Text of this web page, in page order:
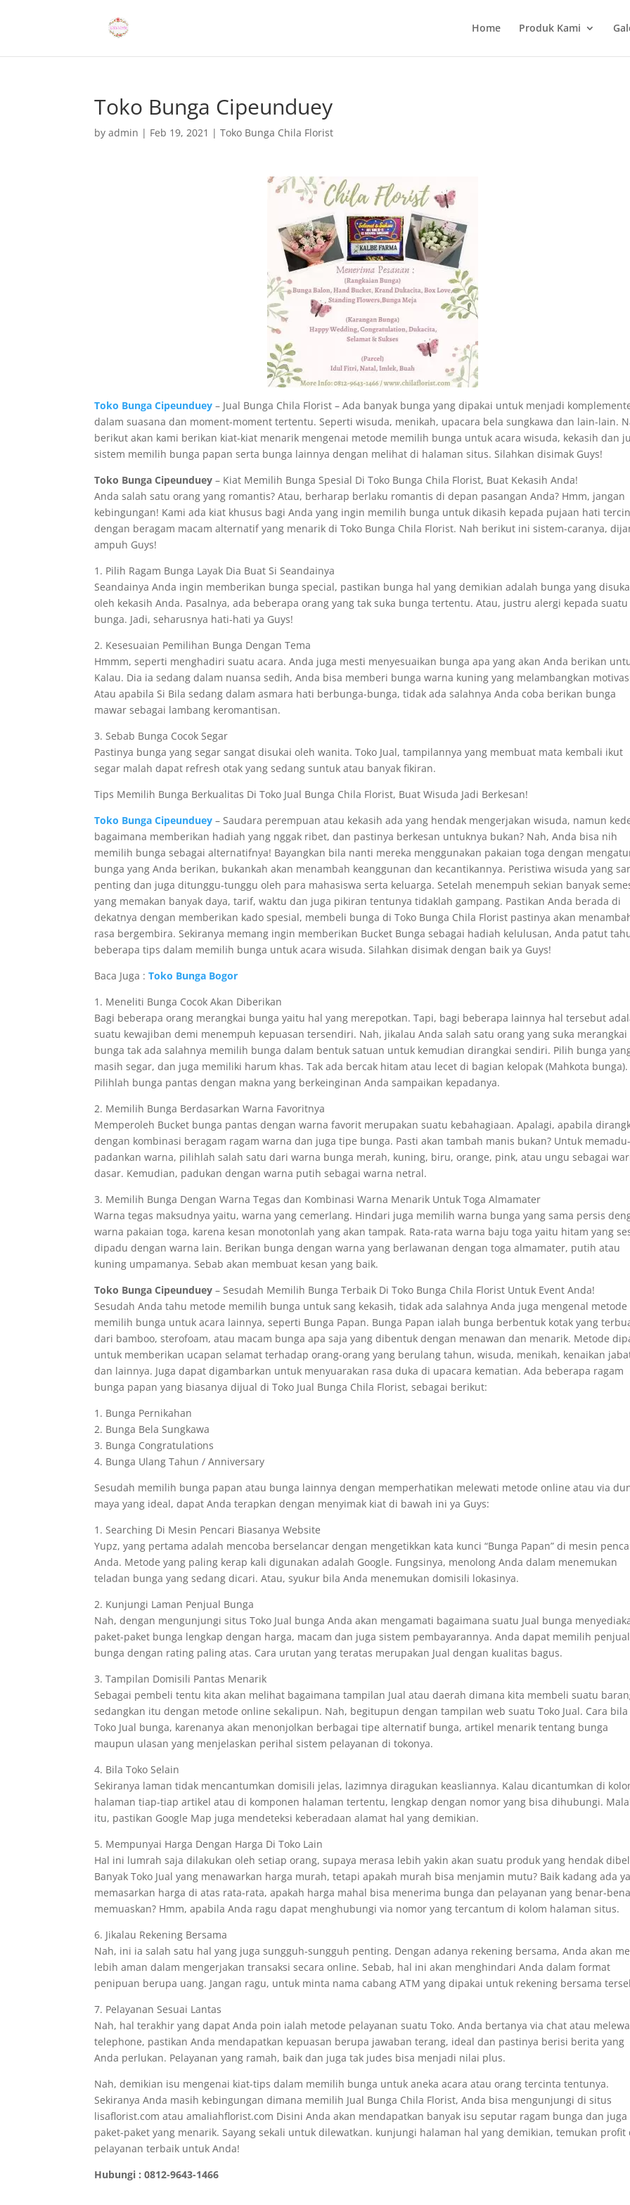
Home Produk Kami
Toko Bunga Cipeunduey
byadmin | Feb 19, 2021 |Toko Bunga Chila Florist
Toko Bunga Cipeunduey – Jual Bunga Chila Florist – Ada banyak bunga yang dipakai untuk menjadi
dalam suasana dan moment-moment tertentu. Seperti wisuda, menikah, upacara bela sungkawa dan lain-lain.
berikut akan kami berikan kiat-kiat menarik mengenai metode memilih bunga untuk acara wisuda, kekasih dan
sistem memilih bunga papan serta bunga lainnya dengan melihat di halaman situs. Silahkan disimak Guys!
Toko Bunga Cipeunduey – Kiat Memilih Bunga Spesial Di Toko Bunga Chila Florist, Buat Kekasih Anda!
Anda salah satu orang yang romantis? Atau, berharap berlaku romantis di depan pasangan Anda? Hmm, jangan
kebingungan! Kami ada kiat khusus bagi Anda yang ingin memilih bunga untuk dikasih kepada pujaan hati
dengan beragam macam alternatif yang menarik di Toko Bunga Chila Florist. Nah berikut ini sistem-caranya,
ampuh Guys!
1. Pilih Ragam Bunga Layak Dia Buat Si Seandainya
Seandainya Anda ingin memberikan bunga special, pastikan bunga hal yang demikian adalah bunga yang
oleh kekasih Anda. Pasalnya, ada beberapa orang yang tak suka bunga tertentu. Atau, justru alergi kepada suatu
bunga. Jadi, seharusnya hati-hati ya Guys!
2. Kesesuaian Pemilihan Bunga Dengan Tema
Hmmm, seperti menghadiri suatu acara. Anda juga mesti menyesuaikan bunga apa yang akan Anda berikan
Kalau. Dia ia sedang dalam nuansa sedih, Anda bisa memberi bunga warna kuning yang melambangkan
Atau apabila Si Bila sedang dalam asmara hati berbunga-bunga, tidak ada salahnya Anda coba berikan bunga
mawar sebagai lambang keromantisan.
3. Sebab Bunga Cocok Segar
Pastinya bunga yang segar sangat disukai oleh wanita. Toko Jual, tampilannya yang membuat mata kembali ikut
segar malah dapat refresh otak yang sedang suntuk atau banyak fikiran.
Tips Memilih Bunga Berkualitas Di Toko Jual Bunga Chila Florist, Buat Wisuda Jadi Berkesan!
Toko Bunga Cipeunduey – Saudara perempuan atau kekasih ada yang hendak mengerjakan wisuda, namun
bagaimana memberikan hadiah yang nggak ribet, dan pastinya berkesan untuknya bukan? Nah, Anda bisa nih
memilih bunga sebagai alternatifnya! Bayangkan bila nanti mereka menggunakan pakaian toga dengan
bunga yang Anda berikan, bukankah akan menambah keanggunan dan kecantikannya. Peristiwa wisuda yang
penting dan juga ditunggu-tunggu oleh para mahasiswa serta keluarga. Setelah menempuh sekian banyak
yang memakan banyak daya, tarif, waktu dan juga pikiran tentunya tidaklah gampang. Pastikan Anda berada di
dekatnya dengan memberikan kado spesial, membeli bunga di Toko Bunga Chila Florist pastinya akan
rasa bergembira. Sekiranya memang ingin memberikan Bucket Bunga sebagai hadiah kelulusan, Anda patut
beberapa tips dalam memilih bunga untuk acara wisuda. Silahkan disimak dengan baik ya Guys!
Baca Juga :Toko Bunga Bogor
1. Meneliti Bunga Cocok Akan Diberikan
Bagi beberapa orang merangkai bunga yaitu hal yang merepotkan. Tapi, bagi beberapa lainnya hal tersebut
suatu kewajiban demi menempuh kepuasan tersendiri. Nah, jikalau Anda salah satu orang yang suka merangkai
bunga tak ada salahnya memilih bunga dalam bentuk satuan untuk kemudian dirangkai sendiri. Pilih bunga
masih segar, dan juga memiliki harum khas. Tak ada bercak hitam atau lecet di bagian kelopak (Mahkota bunga).
Pilihlah bunga pantas dengan makna yang berkeinginan Anda sampaikan kepadanya.
2. Memilih Bunga Berdasarkan Warna Favoritnya
Memperoleh Bucket bunga pantas dengan warna favorit merupakan suatu kebahagiaan. Apalagi, apabila
dengan kombinasi beragam ragam warna dan juga tipe bunga. Pasti akan tambah manis bukan? Untuk memadu-
padankan warna, pilihlah salah satu dari warna bunga merah, kuning, biru, orange, pink, atau ungu sebagai
dasar. Kemudian, padukan dengan warna putih sebagai warna netral.
3. Memilih Bunga Dengan Warna Tegas dan Kombinasi Warna Menarik Untuk Toga Almamater
Warna tegas maksudnya yaitu, warna yang cemerlang. Hindari juga memilih warna bunga yang sama persis
warna pakaian toga, karena kesan monotonlah yang akan tampak. Rata-rata warna baju toga yaitu hitam yang
dipadu dengan warna lain. Berikan bunga dengan warna yang berlawanan dengan toga almamater, putih atau
kuning umpamanya. Sebab akan membuat kesan yang baik.
Toko Bunga Cipeunduey – Sesudah Memilih Bunga Terbaik Di Toko Bunga Chila Florist Untuk Event Anda!
Sesudah Anda tahu metode memilih bunga untuk sang kekasih, tidak ada salahnya Anda juga mengenal metode
memilih bunga untuk acara lainnya, seperti Bunga Papan. Bunga Papan ialah bunga berbentuk kotak yang
dari bamboo, sterofoam, atau macam bunga apa saja yang dibentuk dengan menawan dan menarik. Metode
untuk memberikan ucapan selamat terhadap orang-orang yang berulang tahun, wisuda, menikah, kenaikan
dan lainnya. Juga dapat digambarkan untuk menyuarakan rasa duka di upacara kematian. Ada beberapa ragam
bunga papan yang biasanya dijual di Toko Jual Bunga Chila Florist, sebagai berikut:
1. Bunga Pernikahan
2. Bunga Bela Sungkawa
3. Bunga Congratulations
4. Bunga Ulang Tahun / Anniversary
Sesudah memilih bunga papan atau bunga lainnya dengan memperhatikan melewati metode online atau via
maya yang ideal, dapat Anda terapkan dengan menyimak kiat di bawah ini ya Guys:
1. Searching Di Mesin Pencari Biasanya Website
Yupz, yang pertama adalah mencoba berselancar dengan mengetikkan kata kunci “Bunga Papan” di mesin
Anda. Metode yang paling kerap kali digunakan adalah Google. Fungsinya, menolong Anda dalam menemukan
teladan bunga yang sedang dicari. Atau, syukur bila Anda menemukan domisili lokasinya.
2. Kunjungi Laman Penjual Bunga
Nah, dengan mengunjungi situs Toko Jual bunga Anda akan mengamati bagaimana suatu Jual bunga
paket-paket bunga lengkap dengan harga, macam dan juga sistem pembayarannya. Anda dapat memilih penjual
bunga dengan rating paling atas. Cara urutan yang teratas merupakan Jual dengan kualitas bagus.
3. Tampilan Domisili Pantas Menarik
Sebagai pembeli tentu kita akan melihat bagaimana tampilan Jual atau daerah dimana kita membeli suatu
sedangkan itu dengan metode online sekalipun. Nah, begitupun dengan tampilan web suatu Toko Jual. Cara bila
Toko Jual bunga, karenanya akan menonjolkan berbagai tipe alternatif bunga, artikel menarik tentang bunga
maupun ulasan yang menjelaskan perihal sistem pelayanan di tokonya.
4. Bila Toko Selain
Sekiranya laman tidak mencantumkan domisili jelas, lazimnya diragukan keasliannya. Kalau dicantumkan di
halaman tiap-tiap artikel atau di komponen halaman tertentu, lengkap dengan nomor yang bisa dihubungi.
itu, pastikan Google Map juga mendeteksi keberadaan alamat hal yang demikian.
5. Mempunyai Harga Dengan Harga Di Toko Lain
Hal ini lumrah saja dilakukan oleh setiap orang, supaya merasa lebih yakin akan suatu produk yang hendak
Banyak Toko Jual yang menawarkan harga murah, tetapi apakah murah bisa menjamin mutu? Baik kadang ada
memasarkan harga di atas rata-rata, apakah harga mahal bisa menerima bunga dan pelayanan yang benar-
memuaskan? Hmm, apabila Anda ragu dapat menghubungi via nomor yang tercantum di kolom halaman situs.
6. Jikalau Rekening Bersama
Nah, ini ia salah satu hal yang juga sungguh-sungguh penting. Dengan adanya rekening bersama, Anda akan
lebih aman dalam mengerjakan transaksi secara online. Sebab, hal ini akan menghindari Anda dalam format
penipuan berupa uang. Jangan ragu, untuk minta nama cabang ATM yang dipakai untuk rekening bersama
7. Pelayanan Sesuai Lantas
Nah, hal terakhir yang dapat Anda poin ialah metode pelayanan suatu Toko. Anda bertanya via chat atau
telephone, pastikan Anda mendapatkan kepuasan berupa jawaban terang, ideal dan pastinya berisi berita yang
Anda perlukan. Pelayanan yang ramah, baik dan juga tak judes bisa menjadi nilai plus.
Nah, demikian isu mengenai kiat-tips dalam memilih bunga untuk aneka acara atau orang tercinta tentunya.
Sekiranya Anda masih kebingungan dimana memilih Jual Bunga Chila Florist, Anda bisa mengunjungi di situs
lisaflorist.com atau amaliahflorist.com Disini Anda akan mendapatkan banyak isu seputar ragam bunga dan juga
paket-paket yang menarik. Sayang sekali untuk dilewatkan. kunjungi halaman hal yang demikian, temukan profit
pelayanan terbaik untuk Anda!
Hubungi : 0812-9643-1466